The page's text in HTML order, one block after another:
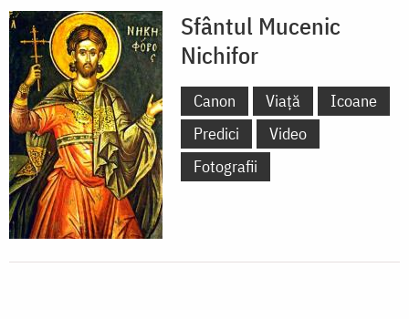
Sfântul Mucenic
Nichifor
Canon Viață
Icoane
Predici
Video
Fotografii